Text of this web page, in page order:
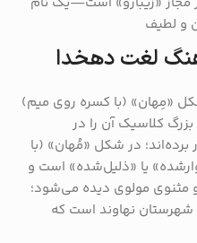
و لطیف
لغت دهخدا
«مِهان» (با کسره روی میم)
کلاسیک آن‌ را در
در شکل «مُهان» (با
یا «ذلیل‌شده» است و
مثنوی مولوی دیده می‌شود؛
نهاوند است که